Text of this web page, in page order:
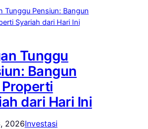
Tunggu
Bangun
dari Hari Ini
2026Investasi